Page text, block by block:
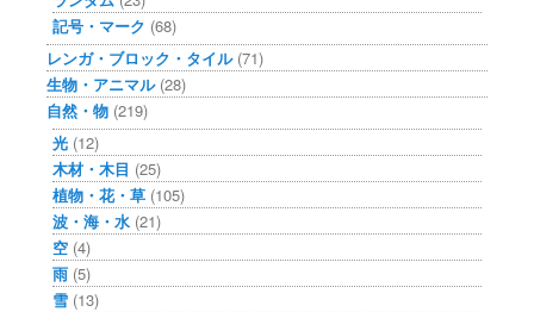
記号・マーク (68)
レンガ・ブロック・タイル(71)
生物・アニマル(28)
自然・物 (219)
光 (12)
木材・木目 (25)
植物・花・草 (105)
波・海・水 (21)
空 (4)
雨 (5)
雪 (13)